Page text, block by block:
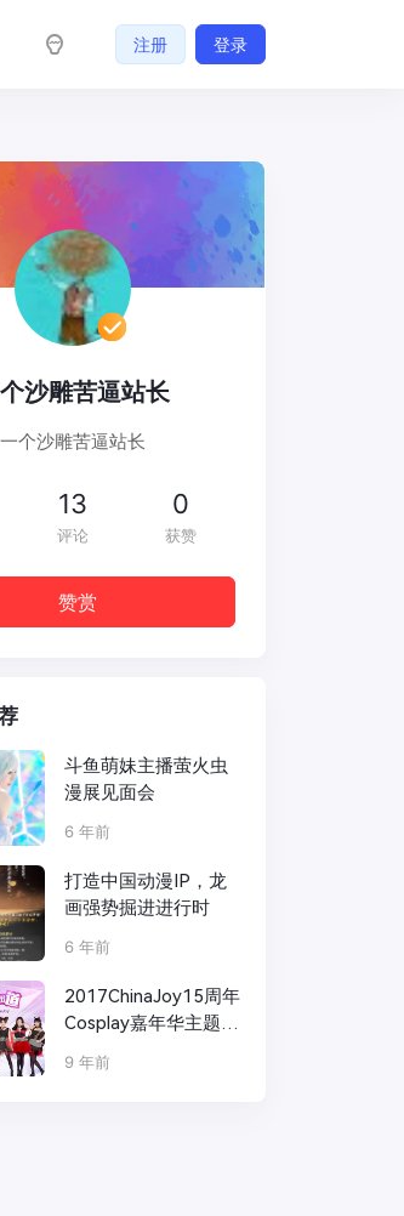
注册 登录
沙雕苦逼站长
一个沙雕苦逼站长
13
评论
0
获赞
赞赏
斗鱼萌妹主播萤火虫
漫展见面会
6 年前
打造中国动漫IP，龙
画强势掘进进行时
6 年前
2017ChinaJoy15周年
Cosplay嘉年华主题曲
MV《小次元》发布
9 年前